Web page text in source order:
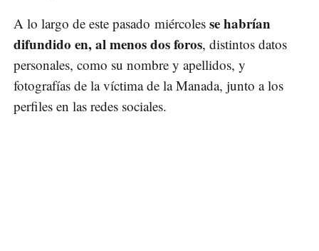
A lo largo de este pasado miércoles se habrían
difundido en, al menos dos foros, distintos datos
personales, como su nombre y apellidos, y
fotografías de la víctima de la Manada, junto a los
perfiles en las redes sociales.